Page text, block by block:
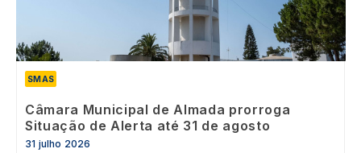
SMAS
Câmara Municipal de Almada prorroga
Situação de Alerta até 31 de agosto
31 julho 2026